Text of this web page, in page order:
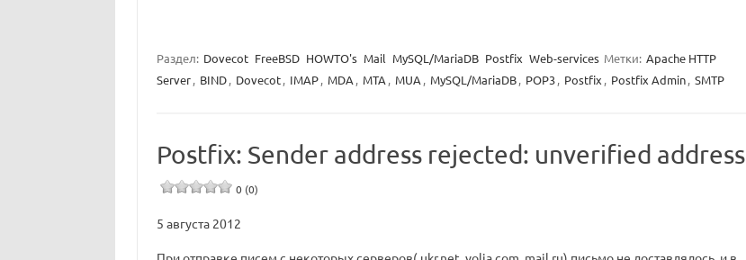
Раздел: Dovecot FreeBSD HOWTO's Mail MySQL/MariaDB Postfix Web-services Метки: Apache HTTP
Server, BIND, Dovecot, IMAP, MDA , MTA , MUA , MySQL/MariaDB, POP3, Postfix , Postfix Admin, SMTP
Postfix: Sender address rejected: unverified address
0 (0)
5 августа 2012